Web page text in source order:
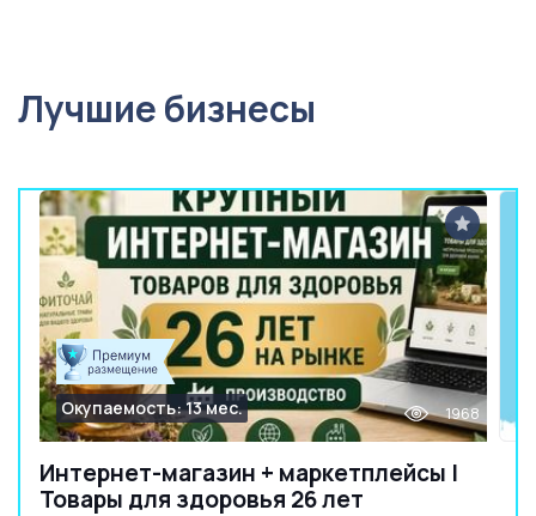
Лучшие бизнесы
Интернет-магазин + маркетплейсы |
Товары для здоровья 26 лет
Окупаемость: 13 мес. 1968